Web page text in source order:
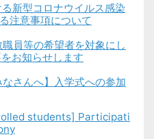
新型コロナウイルス感染
注意事項について
員等の希望者を対象にし
お知らせします
なさんへ】入学式への参加
students] Participati